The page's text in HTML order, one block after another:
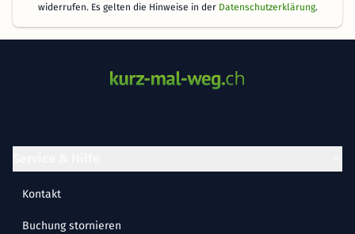
widerrufen. Es gelten die Hinweise in der Datenschutzerklärung.
Kontakt
Buchung stornieren